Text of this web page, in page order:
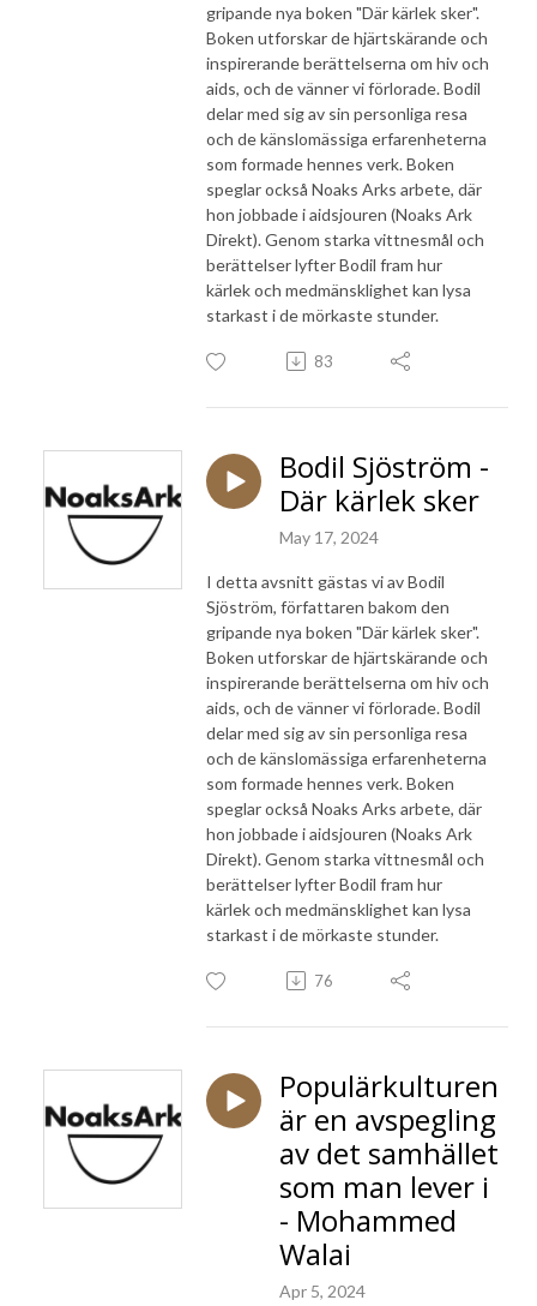
gripande nya boken "Där kärlek sker".
Boken utforskar de hjärtskärande och
inspirerande berättelserna om hiv och
aids, och de vänner vi förlorade. Bodil
delar med sig av sin personliga resa
och de känslomässiga erfarenheterna
som formade hennes verk. Boken
speglar också Noaks Arks arbete, där
hon jobbade i aidsjouren (Noaks Ark
Direkt). Genom starka vittnesmål och
berättelser lyfter Bodil fram hur
kärlek och medmänsklighet kan lysa
starkast i de mörkaste stunder.
83
Bodil Sjöström -
Där kärlek sker
May 17, 2024
I detta avsnitt gästas vi av Bodil
Sjöström, författaren bakom den
gripande nya boken "Där kärlek sker".
Boken utforskar de hjärtskärande och
inspirerande berättelserna om hiv och
aids, och de vänner vi förlorade. Bodil
delar med sig av sin personliga resa
och de känslomässiga erfarenheterna
som formade hennes verk. Boken
speglar också Noaks Arks arbete, där
hon jobbade i aidsjouren (Noaks Ark
Direkt). Genom starka vittnesmål och
berättelser lyfter Bodil fram hur
kärlek och medmänsklighet kan lysa
starkast i de mörkaste stunder.
76
Populärkulturen
är en avspegling
av det samhället
som man lever i
- Mohammed
Walai
Apr 5, 2024